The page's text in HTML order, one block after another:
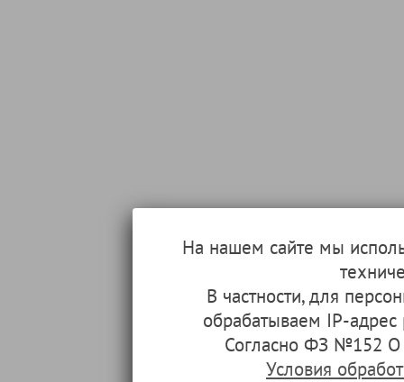
На нашем сайте мы
В частности, для
обрабатываем IP-
Согласно ФЗ №152 О
Условия